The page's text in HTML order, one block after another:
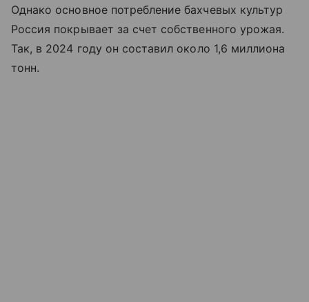
Однако основное потребление бахчевых культур
Россия покрывает за счет собственного урожая.
Так, в 2024 году он составил около 1,6 миллиона
тонн.